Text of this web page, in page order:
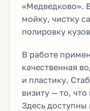
«Медведково».
мойку, чистку
полировку
В работе
качественная
и пластику.
визиту — то,
Здесь доступны